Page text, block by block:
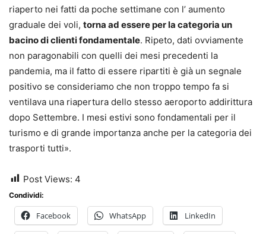
riaperto nei fatti da poche settimane con l’ aumento
graduale dei voli, torna ad essere per la categoria un
bacino di clienti fondamentale. Ripeto, dati ovviamente
non paragonabili con quelli dei mesi precedenti la
pandemia, ma il fatto di essere ripartiti è già un segnale
positivo se consideriamo che non troppo tempo fa si
ventilava una riapertura dello stesso aeroporto addirittura
dopo Settembre. I mesi estivi sono fondamentali per il
turismo e di grande importanza anche per la categoria dei
trasporti tutti».
Post Views: 4
Condividi:
Facebook WhatsApp LinkedIn